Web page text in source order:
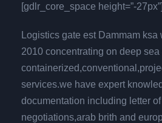
[gdlr_core_space height=”-27px”]
Logistics gate est Dammam
2010 concentrating on deep
services.we have expert
documentation including letter
negotiations,arab brith and